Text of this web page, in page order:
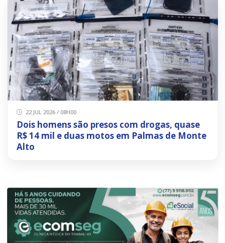
22 JUL 2026 / 08H00
Dois homens são presos com drogas, quase
R$ 14 mil e duas motos em Palmas de Monte
Alto